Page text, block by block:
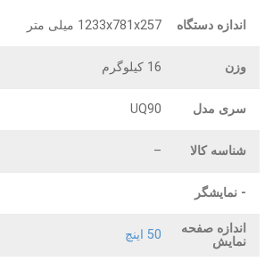
اندازه دستگاه 1233x781x257 میلی متر
وزن 16 کیلوگرم
سری مدل UQ90
شناسه کالا –
- نمایشگر
اندازه صفحه
نمایش
50 اینچ